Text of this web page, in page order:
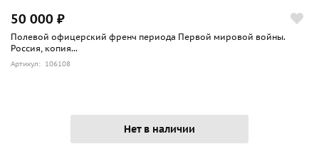
50 000 ₽
Полевой офицерский френч периода Первой мировой войны.
Россия, копия...
Артикул: 106108
Нет в наличии